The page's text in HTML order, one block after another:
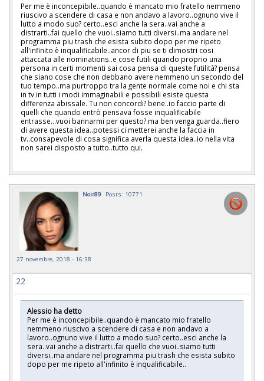
Per me è inconcepibile..quando è mancato mio fratello nemmeno
riuscivo a scendere di casa e non andavo a lavoro..ognuno vive il
lutto a modo suo? certo..esci anche la sera..vai anche a
distrarti..fai quello che vuoi..siamo tutti diversi..ma andare nel
programma piu trash che esista subito dopo per me ripeto
all'infinito è inqualificabile..ancor di piu se ti dimostri cosi
attaccata alle nominations..e cose futili quando proprio una
persona in certi momenti sai cosa pensa di queste futilità? pensa
che siano cose che non debbano avere nemmeno un secondo del
tuo tempo..ma purtroppo tra la gente normale come noi e chi sta
in tv in tutti i modi immaginabili e possibili esiste questa
differenza abissale. Tu non concordi? bene..io faccio parte di
quelli che quando entrò pensava fosse inqualificabile
entrasse...vuoi bannarmi per questo? ma ben venga guarda..fiero
di avere questa idea..potessi ci metterei anche la faccia in
tv..consapevole di cosa significa averla questa idea..io nella vita
non sarei disposto a tutto..tutto qui.
Noir89 Posts: 10771
27 novembre, 2018 - 16:38
22
Alessio ha detto
Per me è inconcepibile..quando è mancato mio fratello
nemmeno riuscivo a scendere di casa e non andavo a
lavoro..ognuno vive il lutto a modo suo? certo..esci anche la
sera..vai anche a distrarti..fai quello che vuoi..siamo tutti
diversi..ma andare nel programma piu trash che esista subito
dopo per me ripeto all'infinito è inqualificabile..